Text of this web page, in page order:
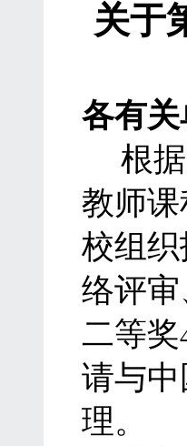
关于
各有
根
教师
校组
络评
二等奖
请与
理。